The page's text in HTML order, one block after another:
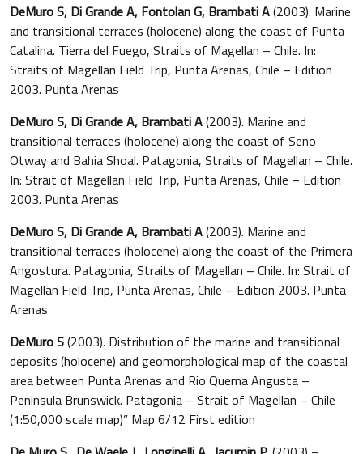
DeMuro S, Di Grande A, Fontolan G, Brambati A(2003). Marine
and transitional terraces (holocene) along the coast of Punta
Catalina. Tierra del Fuego, Straits of Magellan – Chile. In:
Straits of Magellan Field Trip, Punta Arenas, Chile – Edition
2003. Punta Arenas
DeMuro S, Di Grande A, Brambati A(2003). Marine and
transitional terraces (holocene) along the coast of Seno
Otway and Bahia Shoal. Patagonia, Straits of Magellan – Chile.
In: Strait of Magellan Field Trip, Punta Arenas, Chile – Edition
2003. Punta Arenas
DeMuro S, Di Grande A, Brambati A(2003). Marine and
transitional terraces (holocene) along the coast of the Primera
Angostura. Patagonia, Straits of Magellan – Chile. In: Strait of
Magellan Field Trip, Punta Arenas, Chile – Edition 2003. Punta
Arenas
DeMuro S(2003). Distribution of the marine and transitional
deposits (holocene) and geomorphological map of the coastal
area between Punta Arenas and Rio Quema Angusta –
Peninsula Brunswick. Patagonia – Strait of Magellan – Chile
(1:50,000 scale map)” Map 6/12 First edition